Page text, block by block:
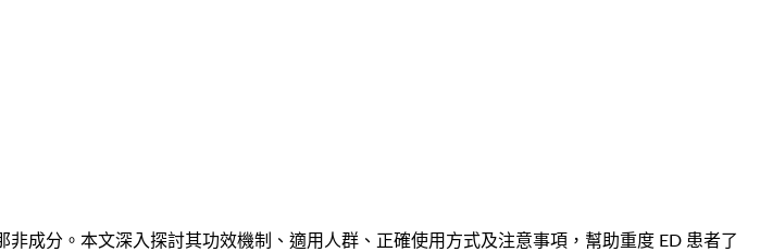
成分。本文深入探討其功效機制、適用人群、正確使用方式及注意事項，幫助重度 ED 患者了